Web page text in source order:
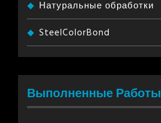
Натуральные обработки
SteelColorBond
Выполненные Работы